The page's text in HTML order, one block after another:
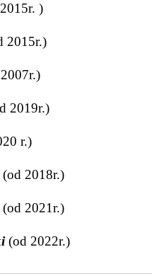
)
2015r.)
2019r.)
r.)
(od 2018r.)
(od 2021r.)
(od 2022r.)